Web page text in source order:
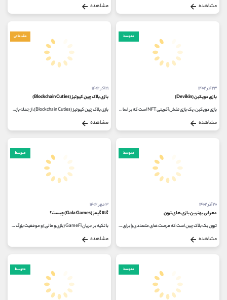
مشاهده مشاهده
متوسط
۲۳ آذر ۱۴۰۲
بازی دویکین (Devikin)
بازی دویکین، یک بازی نقش آفرینی NFT است که بر اساس بازی های بلاک چین ساخته شده است. این بازی برای نسخه موبایل است و بر روی دستگاه...
مشاهده
مقدماتی
۲۱ آذر ۱۴۰۲
بازی بلاک چین کیوتیز (Blockchain Cuties)
بازی بلاک چین کیوتیز (Blockchain Cuties)، از جمله بازی های چند بلاک چینی است که اخیراً مخاطبان زیادی را به خود جذب کرده است. این بازی...
مشاهده
متوسط
۲۰ آذر ۱۴۰۲
معرفی بهترین بازی های ترون
ترون یک بلاک چین است که فرصت های متعددی را برای کسب درآمد ارائه می دهد. در این مقاله لیستی از بهترین بازی های ترون برای کسب درآمد...
مشاهده
متوسط
۳ مهر ۱۴۰۲
گالا گیمز (Gala Games) چیست؟
با تکیه بر جریان GameFi (بازی و مالی) و موفقیت بزرگ گالا گیمز (Axie Infinity ،(Gala Games در سال 2019 راه‌اندازی شد تا در زمینه توسعه فناوری...
مشاهده
متوسط متوسط